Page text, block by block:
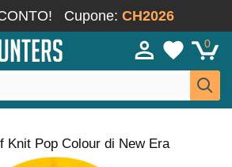
Cupone: CH2026
0
Knit Pop Colour di New Era